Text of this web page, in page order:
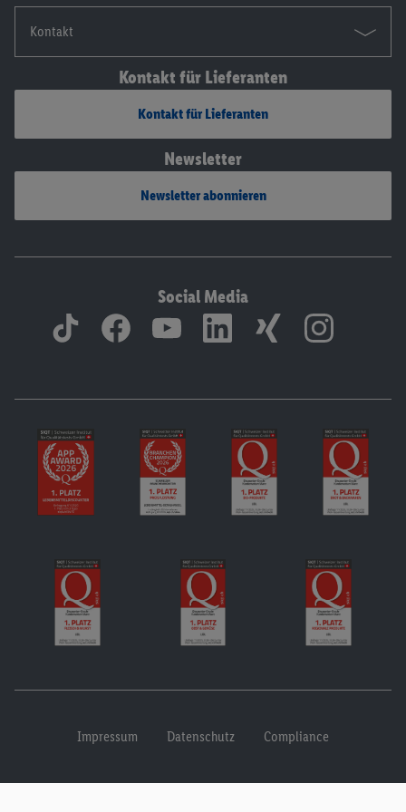
Kontakt
Kontakt für Lieferanten
Kontakt für Lieferanten
Newsletter
Newsletter abonnieren
Social Media
Impressum Datenschutz Compliance